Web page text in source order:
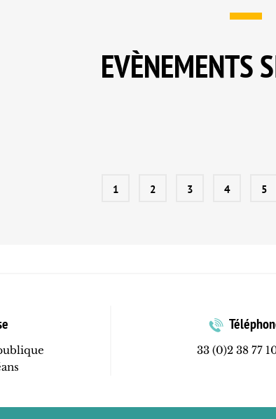
EVÈNEMENTS
1 2 3 4 5
33 (0)2 38 77